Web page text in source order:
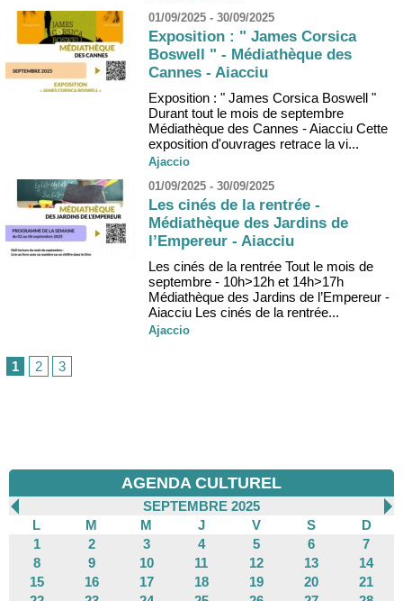
01/09/2025 - 30/09/2025
Exposition : " James Corsica
Boswell " - Médiathèque des
Cannes - Aiacciu
Exposition : " James Corsica Boswell "
Durant tout le mois de septembre
Médiathèque des Cannes - Aiacciu Cette
exposition d'ouvrages retrace la vi...
Ajaccio
01/09/2025 - 30/09/2025
Les cinés de la rentrée -
Médiathèque des Jardins de
l’Empereur - Aiacciu
Les cinés de la rentrée Tout le mois de
septembre - 10h>12h et 14h>17h
Médiathèque des Jardins de l’Empereur -
Aiacciu Les cinés de la rentrée...
Ajaccio
1 2 3
AGENDA CULTUREL
SEPTEMBRE 2025
L
M M J V S
D
1
2 3 4 5 6
7
8
9 10 11 12 13
14
15
16 17 18 19 20
21